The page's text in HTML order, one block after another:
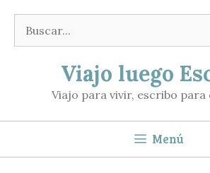
contenido
Buscar:
Viajo luego
Viajo para vivir, escribo
Menú